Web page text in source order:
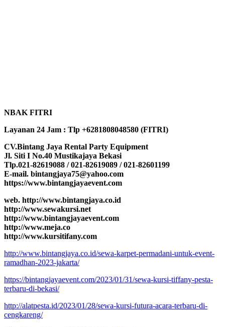
NBAK FITRI
Layanan 24 Jam : Tlp +6281808048580 (FITRI)
CV.Bintang Jaya Rental Party Equipment
Jl. Siti I No.40 Mustikajaya Bekasi
Tlp.021-82619088 / 021-82619089 / 021-82601199
E-mail. bintangjaya75@yahoo.com
https://www.bintangjayaevent.com
web. http://www.bintangjaya.co.id
http://www.sewakursi.net
http://www.bintangjayaevent.com
http://www.meja.co
http://www.kursitifany.com
http://www.bintangjaya.co.id/sewa-karpet-permadani-untuk-event-
ramadhan-2023-jakarta/
https://bintangjayaevent.com/2023/01/31/sewa-kursi-tiffany-pesta-
terbaru-di-bekasi/
http://alatpesta.id/2023/01/28/sewa-kursi-futura-acara-terbaru-di-
cengkareng/